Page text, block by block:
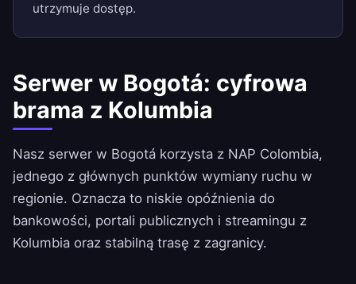
utrzymuje dostęp.
Serwer w Bogotá: cyfrowa
brama z Kolumbia
Nasz serwer w Bogotá korzysta z NAP Colombia,
jednego z głównych punktów wymiany ruchu w
regionie. Oznacza to niskie opóźnienia do
bankowości, portali publicznych i streamingu z
Kolumbia oraz stabilną trasę z zagranicy.